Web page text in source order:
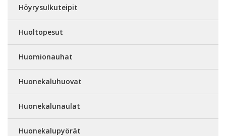
Höyrysulkuteipit
Huoltopesut
Huomionauhat
Huonekaluhuovat
Huonekalunaulat
Huonekalupyörät